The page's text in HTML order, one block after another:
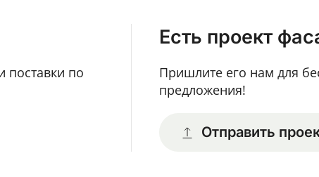
поставки по
Есть проект
Пришлите его нам для
предложения!
Отправить